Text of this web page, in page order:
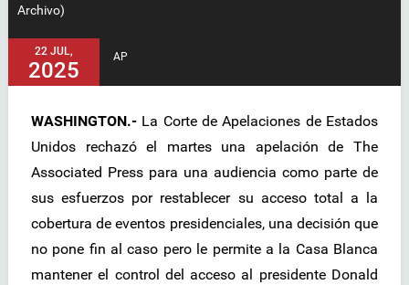
Archivo)
22 JUL,
2025
AP
WASHINGTON.- La Corte de Apelaciones de Estados
Unidos rechazó el martes una apelación de The
Associated Press para una audiencia como parte de
sus esfuerzos por restablecer su acceso total a la
cobertura de eventos presidenciales, una decisión que
no pone fin al caso pero le permite a la Casa Blanca
mantener el control del acceso al presidente Donald